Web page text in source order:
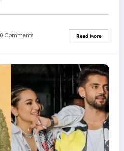
0 Comments Read More